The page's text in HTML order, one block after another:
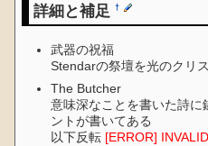
詳細と補足†
武器の祝福
Stendarの祭壇を光のクリ
The Butcher
意味深なことを書いた詩に
ントが書いてある
以下反転 [ERROR]